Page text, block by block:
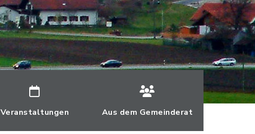
Veranstaltungen Aus dem Gemeinderat